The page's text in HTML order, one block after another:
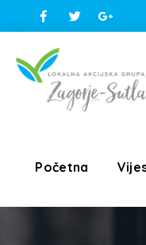
Početna